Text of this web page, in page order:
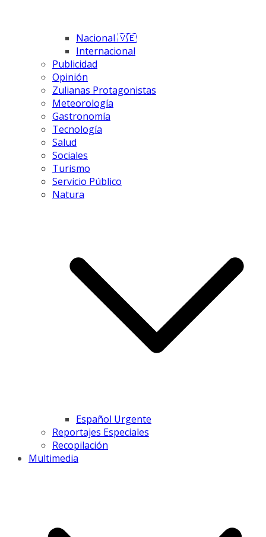
Nacional 🇻🇪
Internacional
Publicidad
Opinión
Zulianas Protagonistas
Meteorología
Gastronomía
Tecnología
Salud
Sociales
Turismo
Servicio Público
Natura
Español Urgente
Reportajes Especiales
Recopilación
Multimedia